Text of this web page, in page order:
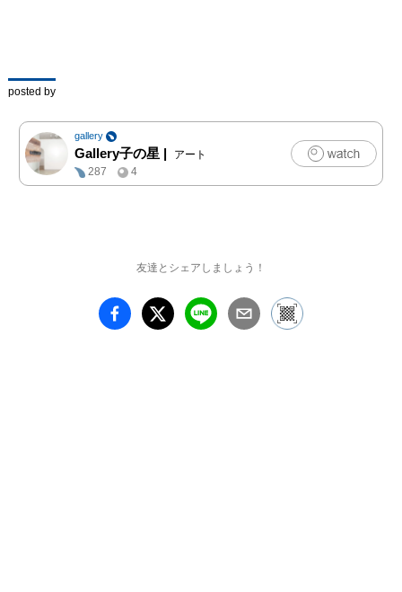
posted by
gallery
Gallery子の星 |
アート
287
4
友達とシェアしましょう！